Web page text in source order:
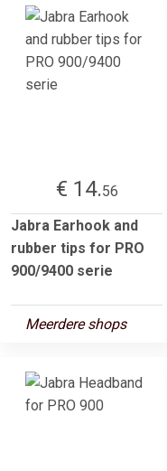
€ 14.56
Jabra Earhook and
rubber tips for PRO
900/9400 serie
Meerdere shops